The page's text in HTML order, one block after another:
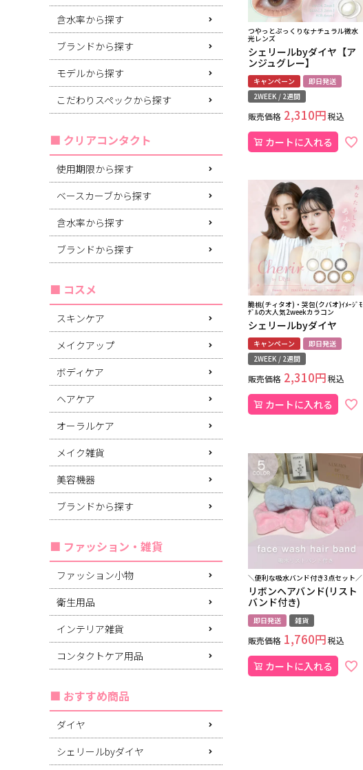
含水率から探す
ブランドから探す
モデルから探す
こだわりスペックから探す
クリアコンタクト
使用期限から探す
ベースカーブから探す
含水率から探す
ブランドから探す
コスメ
スキンケア
メイクアップ
ボディケア
ヘアケア
オーラルケア
メイク雑貨
美容機器
ブランドから探す
ファッション・雑貨
ファッション小物
衛生用品
インテリア雑貨
コンタクトケア用品
おすすめ商品
ダイヤ
シェリールbyダイヤ
つやっとぷっくりなナチュラル微水
光レンズ
シェリールbyダイヤ【ア
ンジュグレー】
キャンペーン
即日発送
2WEEK / 2週間
販売価格 2,310 税込
カートに入れる
脆桃(チィタオ)・哭包(クバオ)ｲﾒｰｼﾞﾓ
ﾃﾞﾙの大人気2weekカラコン
シェリールbyダイヤ
キャンペーン
即日発送
2WEEK / 2週間
販売価格 2,310 税込
カートに入れる
＼便利な吸水バンド付き3点セット／
リボンヘアバンド(リスト
バンド付き)
即日発送 雑貨
販売価格 1,760 税込
カートに入れる